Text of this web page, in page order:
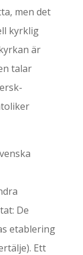
men det
kyrklig
är
talar
De
etablering
Ett